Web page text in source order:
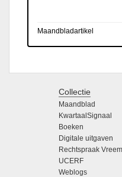
Maandbladartikel
Collectie
Maandblad
KwartaalSignaal
Boeken
Digitale uitgaven
Rechtspraak
UCERF
Weblogs